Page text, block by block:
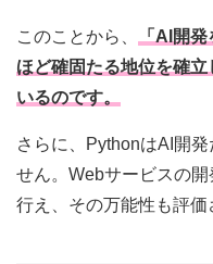
このことから、
「AI開
ほど確固たる地位を確
いるのです。
さらに、PythonはAI開
せん。Webサービスの
行え、その万能性も評価